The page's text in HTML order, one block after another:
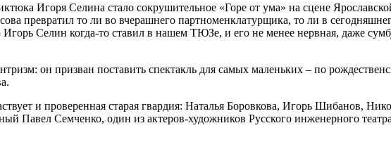
Игоря Селина стало сокрушительное «Горе от ума» на сцене
превратил то ли во вчерашнего партноменклатурщика, то ли в
Селин когда-то ставил в нашем ТЮЗе, и его не менее нервная, даже
он призван поставить спектакль для самых маленьких – по
и проверенная старая гвардия: Наталья Боровкова, Игорь Шибанов,
Павел Семченко, один из актеров-художников Русского инженерного